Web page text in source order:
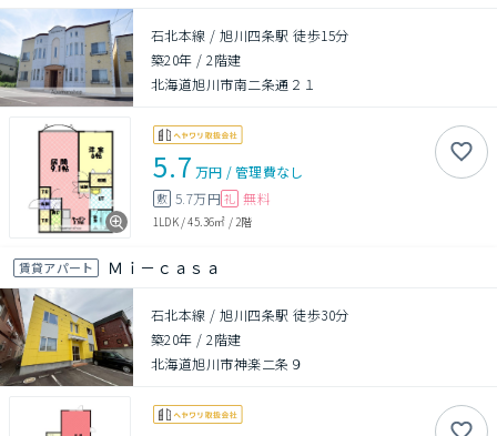
石北本線 / 旭川四条駅 徒歩15分
築20年 /2階建
北海道旭川市南二条通２１
5.7 万円 /管理費なし
敷 5.7万円 礼 無料
1LDK/45.36㎡ /2階
賃貸アパート Ｍｉ－ｃａｓａ
石北本線 / 旭川四条駅 徒歩30分
築20年 /2階建
北海道旭川市神楽二条９